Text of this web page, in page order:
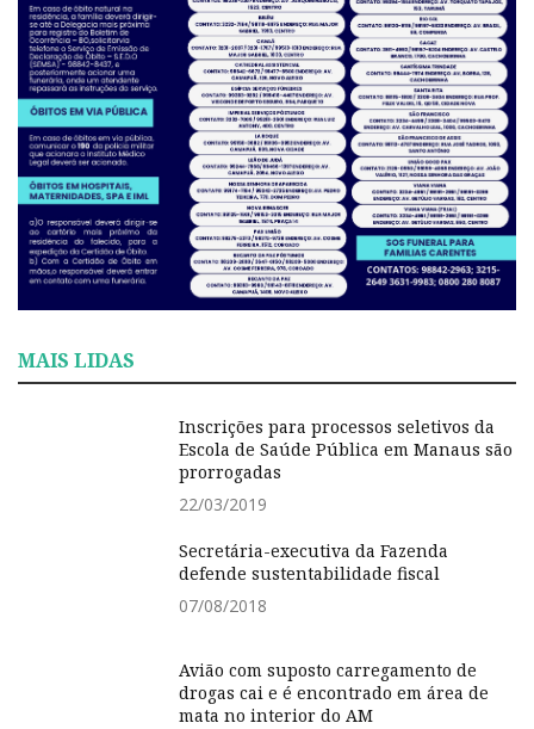
MAIS LIDAS
Inscrições para processos seletivos da
Escola de Saúde Pública em Manaus são
prorrogadas
22/03/2019
Secretária-executiva da Fazenda
defende sustentabilidade fiscal
07/08/2018
Avião com suposto carregamento de
drogas cai e é encontrado em área de
mata no interior do AM